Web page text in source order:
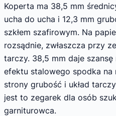
Koperta ma 38,5 mm
ucha do ucha i 12,3 mm
szkłem szafirowym. Na
rozsądnie, zwłaszcza przy
tarczy. 38,5 mm daje
efektu stalowego spodka na
strony grubość i układ
jest to zegarek dla osób
garniturowca.